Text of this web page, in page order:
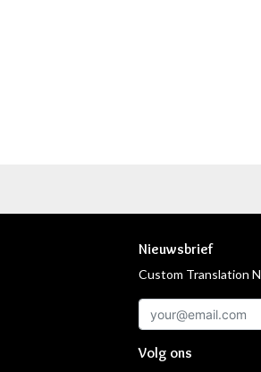
Nieuwsbrief
Custom Translation
Volg ons